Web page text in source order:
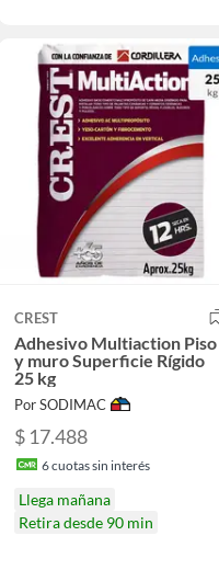
CREST
Adhesivo Multiaction Piso
y muro Superficie Rígido
25 kg
Por SODIMAC
$ 17.488
6cuotas sin interés
Llega mañana
Retira desde 90 min